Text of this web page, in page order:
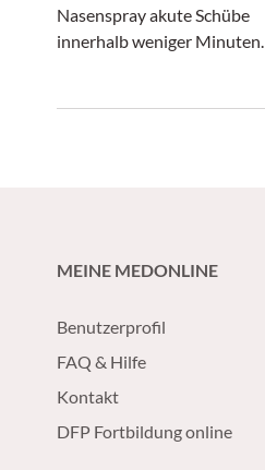
Nasenspray akute Schübe
innerhalb weniger Minuten
MEINE MEDONLINE
Benutzerprofil
FAQ & Hilfe
Kontakt
DFP Fortbildung online